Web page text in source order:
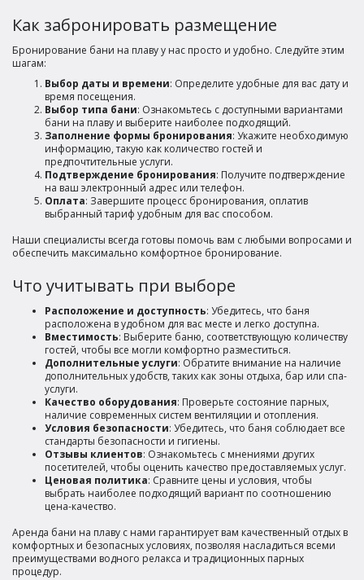
Как забронировать размещение
Бронирование бани на плаву у нас просто и удобно. Следуйте этим
шагам:
Выбор даты и времени: Определите удобные для вас дату и
время посещения.
Выбор типа бани: Ознакомьтесь с доступными вариантами
бани на плаву и выберите наиболее подходящий.
Заполнение формы бронирования: Укажите необходимую
информацию, такую как количество гостей и
предпочтительные услуги.
Подтверждение бронирования: Получите подтверждение
на ваш электронный адрес или телефон.
Оплата: Завершите процесс бронирования, оплатив
выбранный тариф удобным для вас способом.
Наши специалисты всегда готовы помочь вам с любыми вопросами и
обеспечить максимально комфортное бронирование.
Что учитывать при выборе
Расположение и доступность: Убедитесь, что баня
расположена в удобном для вас месте и легко доступна.
Вместимость: Выберите баню, соответствующую количеству
гостей, чтобы все могли комфортно разместиться.
Дополнительные услуги: Обратите внимание на наличие
дополнительных удобств, таких как зоны отдыха, бар или спа-
услуги.
Качество оборудования: Проверьте состояние парных,
наличие современных систем вентиляции и отопления.
Условия безопасности: Убедитесь, что баня соблюдает все
стандарты безопасности и гигиены.
Отзывы клиентов: Ознакомьтесь с мнениями других
посетителей, чтобы оценить качество предоставляемых услуг.
Ценовая политика: Сравните цены и условия, чтобы
выбрать наиболее подходящий вариант по соотношению
цена-качество.
Аренда бани на плаву с нами гарантирует вам качественный отдых в
комфортных и безопасных условиях, позволяя насладиться всеми
преимуществами водного релакса и традиционных парных
процедур.